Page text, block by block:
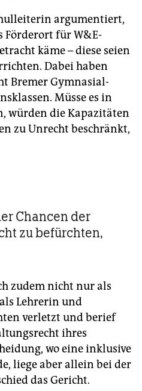
argumentiert,
Förderort für W&E-
käme – diese seien
Dabei haben
Bremer Gymnasial­
Müsse es in
würden die Kapazitäten
zu Unrecht beschränkt,
Chancen der
zu befürchten,
zudem nicht nur als
Lehrerin und
verletzt und berief
ihres
wo eine inklusive
liege aber allein bei der
das Gericht.